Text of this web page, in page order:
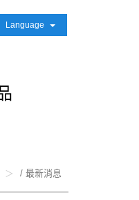
Language
/ 最新消息